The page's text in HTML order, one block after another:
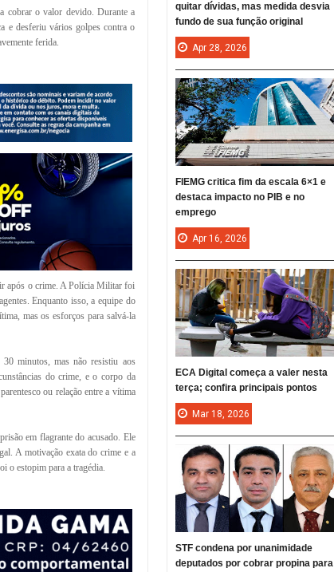
cobrar o valor devido. Durante a
e desferiu vários golpes contra o
ferida.
após o crime. A Polícia Militar foi
Enquanto isso, a equipe do
mas os esforços para salvá-la
30 minutos, mas não resistiu aos
do crime, e o corpo da
ou relação entre a vítima
em flagrante do acusado. Ele
A motivação exata do crime e a
o estopim para a tragédia.
quitar dívidas, mas medida desvia
fundo de sua função original
Apr 28, 2026
FIEMG critica fim da escala 6×1 e
destaca impacto no PIB e no
emprego
Apr 16, 2026
ECA Digital começa a valer nesta
terça; confira principais pontos
Mar 18, 2026
STF condena por unanimidade
deputados por cobrar propina para